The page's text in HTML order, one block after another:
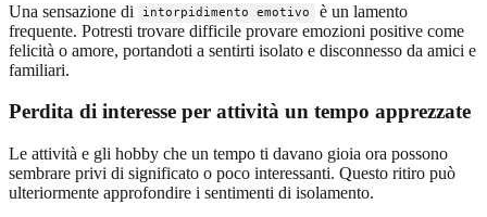
Una sensazione di intorpidimento emotivo
è un lamento
frequente. Potresti trovare difficile provare emozioni positive come
felicità o amore, portandoti a sentirti isolato e disconnesso da amici e
familiari.
Perdita di interesse per attività un tempo apprezzate
Le attività e gli hobby che un tempo ti davano gioia ora possono
sembrare privi di significato o poco interessanti. Questo ritiro può
ulteriormente approfondire i sentimenti di isolamento.